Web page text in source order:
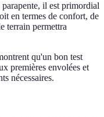
il est primordial
en termes de confort, de
terrain permettra
qu'un bon test
premières envolées et
nécessaires.